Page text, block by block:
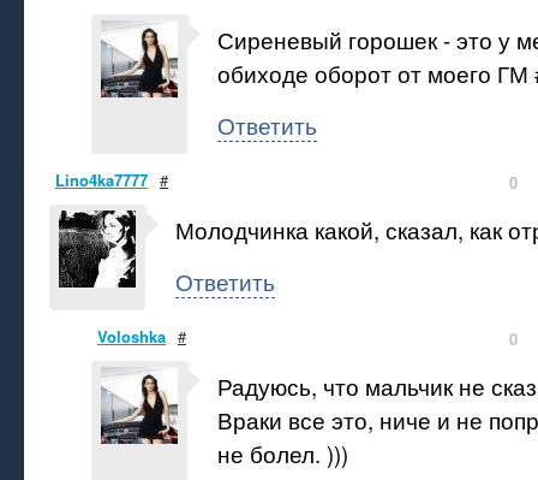
Сиреневый горошек - это у
обиходе оборот от моего ГМ
Ответить
Lino4ka7777 # 0
Молодчинка какой, сказал, как
Ответить
Voloshka # 0
Радуюсь, что мальчик не
Враки все это, ниче и не
не болел. )))